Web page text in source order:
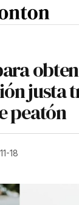
justa
peatón
18